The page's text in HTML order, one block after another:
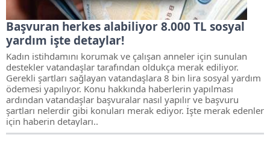
Başvuran herkes alabiliyor 8.000 TL sosyal
yardım işte detaylar!
Kadın istihdamını korumak ve çalışan anneler için sunulan
destekler vatandaşlar tarafından oldukça merak ediliyor.
Gerekli şartları sağlayan vatandaşlara 8 bin lira sosyal yardım
ödemesi yapılıyor. Konu hakkında haberlerin yapılması
ardından vatandaşlar başvuralar nasıl yapılır ve başvuru
şartları nelerdir gibi konuları merak ediyor. İşte merak edenler
için haberin detayları..